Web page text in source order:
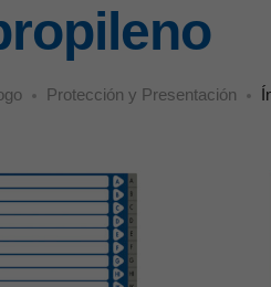
Protección y Presentación